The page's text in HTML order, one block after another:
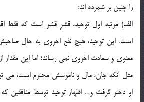
را چنين بر شمرده اند:
الف) مرتبه اول توحيد، قشرِ قشر است كه فقط
است. اين توحيد، هيچ نفع اخروي به حال
معنوي و سعادت اخروي نمي رساند؛ اما اين مقدار
مثل آنكه جان، مال و ناموسش محترم است، مي
او دختر گرفت و… اظهار توحيد توسط منافقين